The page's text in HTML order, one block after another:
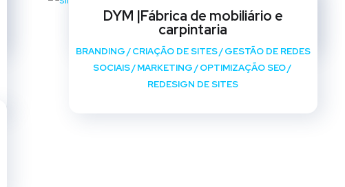
REDESIGN DE SITES
DYM |Fábrica de mobiliário e
carpintaria
BRANDING/CRIAÇÃO DE SITES/GESTÃO DE REDES
SOCIAIS/MARKETING/OPTIMIZAÇÃO SEO/
REDESIGN DE SITES